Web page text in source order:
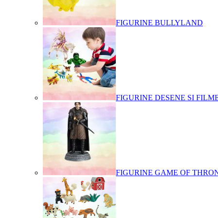
FIGURINE BULLYLAND
FIGURINE DESENE SI
FIGURINE GAME OF